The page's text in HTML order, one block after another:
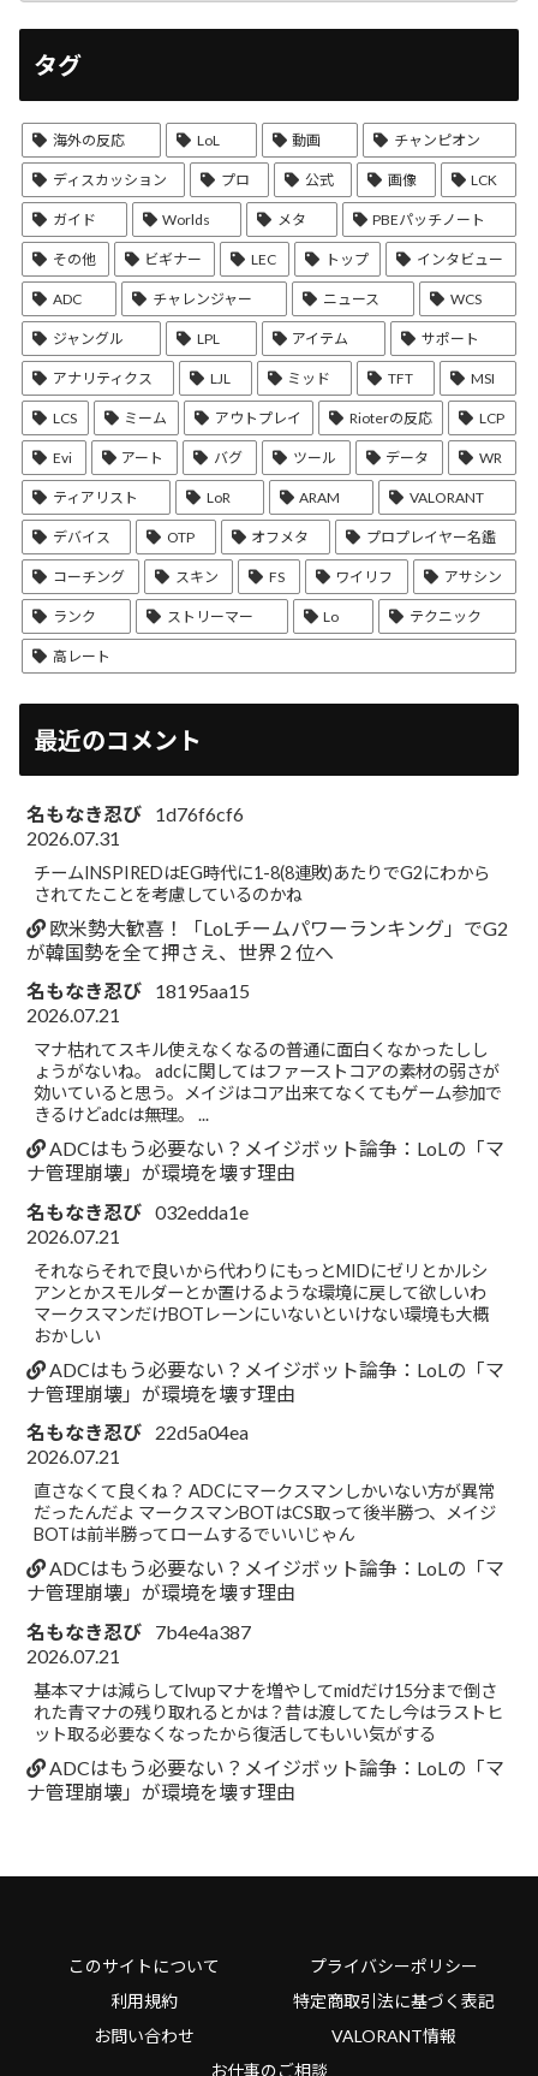
タグ
海外の反応 LoL 動画 チャンピオン
ディスカッション プロ 公式 画像 LCK
ガイド Worlds メタ PBEパッチノート
その他 ビギナー LEC トップ インタビュー
ADC チャレンジャー ニュース WCS
ジャングル LPL アイテム サポート
アナリティクス LJL ミッド TFT MSI
LCS ミーム アウトプレイ Rioterの反応 LCP
Evi アート バグ ツール データ WR
ティアリスト LoR ARAM VALORANT
デバイス OTP オフメタ プロプレイヤー名鑑
コーチング スキン FS ワイリフ アサシン
ランク ストリーマー Lo テクニック
高レート
最近のコメント
名もなき忍び
1d76f6cf6
2026.07.31
チームINSPIREDはEG時代に1-8(8連敗)あたりでG2にわから
されてたことを考慮しているのかね
欧米勢大歓喜！「LoLチームパワーランキング」でG2
が韓国勢を全て押さえ、世界２位へ
名もなき忍び
18195aa15
2026.07.21
マナ枯れてスキル使えなくなるの普通に面白くなかったしし
ょうがないね。 adcに関してはファーストコアの素材の弱さが
効いていると思う。メイジはコア出来てなくてもゲーム参加で
きるけどadcは無理。 ...
ADCはもう必要ない？メイジボット論争：LoLの「マ
ナ管理崩壊」が環境を壊す理由
名もなき忍び 032edda1e
2026.07.21
それならそれで良いから代わりにもっとMIDにゼリとかルシ
アンとかスモルダーとか置けるような環境に戻して欲しいわ
マークスマンだけBOTレーンにいないといけない環境も大概
おかしい
ADCはもう必要ない？メイジボット論争：LoLの「マ
ナ管理崩壊」が環境を壊す理由
名もなき忍び
22d5a04ea
2026.07.21
直さなくて良くね？ ADCにマークスマンしかいない方が異常
だったんだよ マークスマンBOTはCS取って後半勝つ、メイジ
BOTは前半勝ってロームするでいいじゃん
ADCはもう必要ない？メイジボット論争：LoLの「マ
ナ管理崩壊」が環境を壊す理由
名もなき忍び
7b4e4a387
2026.07.21
基本マナは減らしてlvupマナを増やしてmidだけ15分まで倒さ
れた青マナの残り取れるとかは？昔は渡してたし今はラストヒ
ット取る必要なくなったから復活してもいい気がする
ADCはもう必要ない？メイジボット論争：LoLの「マ
ナ管理崩壊」が環境を壊す理由
このサイトについて
プライバシーポリシー
利用規約
特定商取引法に基づく表記
お問い合わせ
VALORANT情報
お仕事のご相談